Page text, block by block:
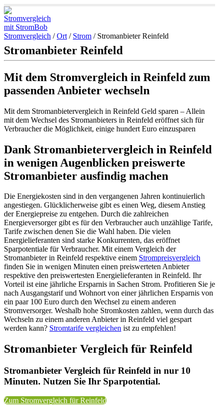
Stromvergleich /Ort / Strom / Stromanbieter Reinfeld
Stromanbieter Reinfeld
Mit dem Stromvergleich in Reinfeld zum
passenden Anbieter wechseln
Mit dem Stromanbietervergleich in Reinfeld Geld sparen – Allein
mit dem Wechsel des Stromanbieters in Reinfeld eröffnet sich für
Verbraucher die Möglichkeit, einige hundert Euro einzusparen
Dank Stromanbietervergleich in Reinfeld
in wenigen Augenblicken preiswerte
Stromanbieter ausfindig machen
Die Energiekosten sind in den vergangenen Jahren kontinuierlich
angestiegen. Glücklicherweise gibt es einen Weg, diesem Anstieg
der Energiepreise zu entgehen. Durch die zahlreichen
Energieversorger gibt es für den Verbraucher auch unzählige Tarife,
Tarife zwischen denen Sie die Wahl haben. Die vielen
Energielieferanten sind starke Konkurrenten, das eröffnet
Sparpotentiale für Verbraucher. Mit einem Vergleich der
Stromanbieter in Reinfeld respektive einem Strompreisvergleich
finden Sie in wenigen Minuten einen preiswerteten Anbieter
respektive den preiswertesten Energielieferanten in Reinfeld. Ihr
Vorteil ist eine jährliche Ersparnis in Sachen Strom. Profitieren Sie je
nach Ausgangstarif und Wohnort von einer jährlichen Ersparnis von
ein paar 100 Euro durch den Wechsel zu einem anderen
Stromversorger. Weshalb hohe Stromkosten zahlen, wenn durch das
Wechseln zu einem anderen Anbieter in Reinfeld viel gespart
werden kann? Stromtarife vergleichen ist zu empfehlen!
Stromanbieter Vergleich für Reinfeld
Stromanbieter Vergleich für Reinfeld in nur 10
Minuten. Nutzen Sie Ihr Sparpotential.
Zum Stromvergleich für Reinfeld